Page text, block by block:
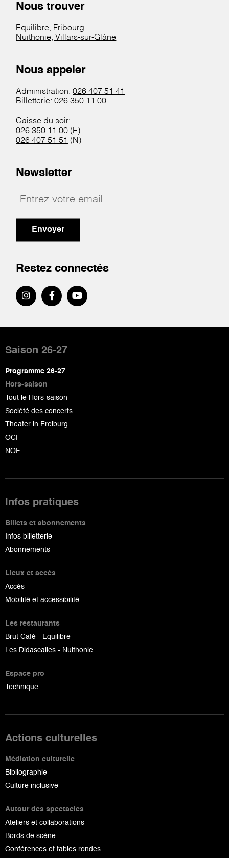
Nous trouver
Equilibre, Fribourg
Nuithonie, Villars-sur-Glâne
Nous appeler
Administration:026 407 51 41
Billetterie:026 350 11 00
Caisse du soir:
026 350 11 00 (E)
026 407 51 51 (N)
Newsletter
Envoyer
Restez connectés
de
page
Saison 26-27
Programme 26-27
Hors-saison
Tout le Hors-saison
Société des concerts
Theater in Freiburg
OCF
NOF
Infos pratiques
Billets et abonnements
Infos billetterie
Abonnements
Lieux et accès
Accès
Mobilité et accessibilité
Les restaurants
Brut Café - Equilibre
Les Didascalies - Nuithonie
Espace pro
Technique
Actions culturelles
Médiation culturelle
Bibliographie
Culture inclusive
Autour des spectacles
Ateliers et collaborations
Bords de scène
Conférences et tables rondes